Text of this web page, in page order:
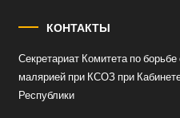
КОНТАКТЫ
Секретариат Комитета по
малярией при КСОЗ при
Республики